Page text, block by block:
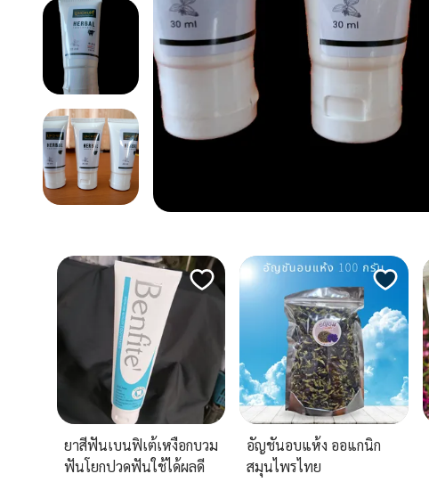
ยาสีฟันเบนฟิเต้เหงือกบวม
ฟันโยกปวดฟันใช้ได้ผลดี
อัญชันอบแห้ง ออแกนิก
สมุนไพรไทย